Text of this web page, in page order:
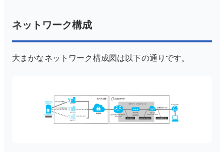
ネットワーク構成
大まかなネットワーク構成図は以下の通りです。